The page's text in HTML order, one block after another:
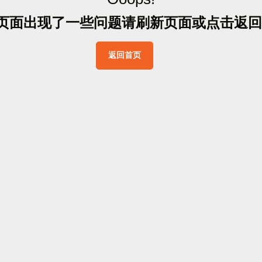
面出现了一些问题请刷新页面或点击返 回
返回首页